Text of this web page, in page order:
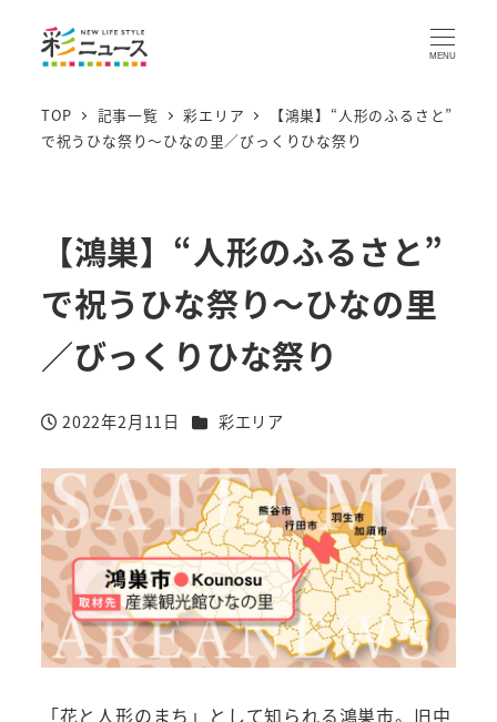
MENU
TOP 記事一覧 彩エリア
【鴻巣】“人形のふるさと”
で祝うひな祭り～ひなの里／びっくりひな祭り
【鴻巣】“人形のふるさと”
で祝うひな祭り～ひなの里
／びっくりひな祭り
投稿日
2022年2月11日 カテゴリー
彩エリア
「花と人形のまち」として知られる鴻巣市。旧中